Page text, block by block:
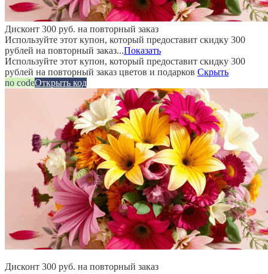
Дисконт 300 руб. на повторный заказ
Используйте этот купон, который предоставит скидку 300
рублей на повторный заказ...Показать
Используйте этот купон, который предоставит скидку 300
рублей на повторный заказ цветов и подарков Скрыть
no codeОткрыть код
Дисконт 300 руб. на повторный заказ